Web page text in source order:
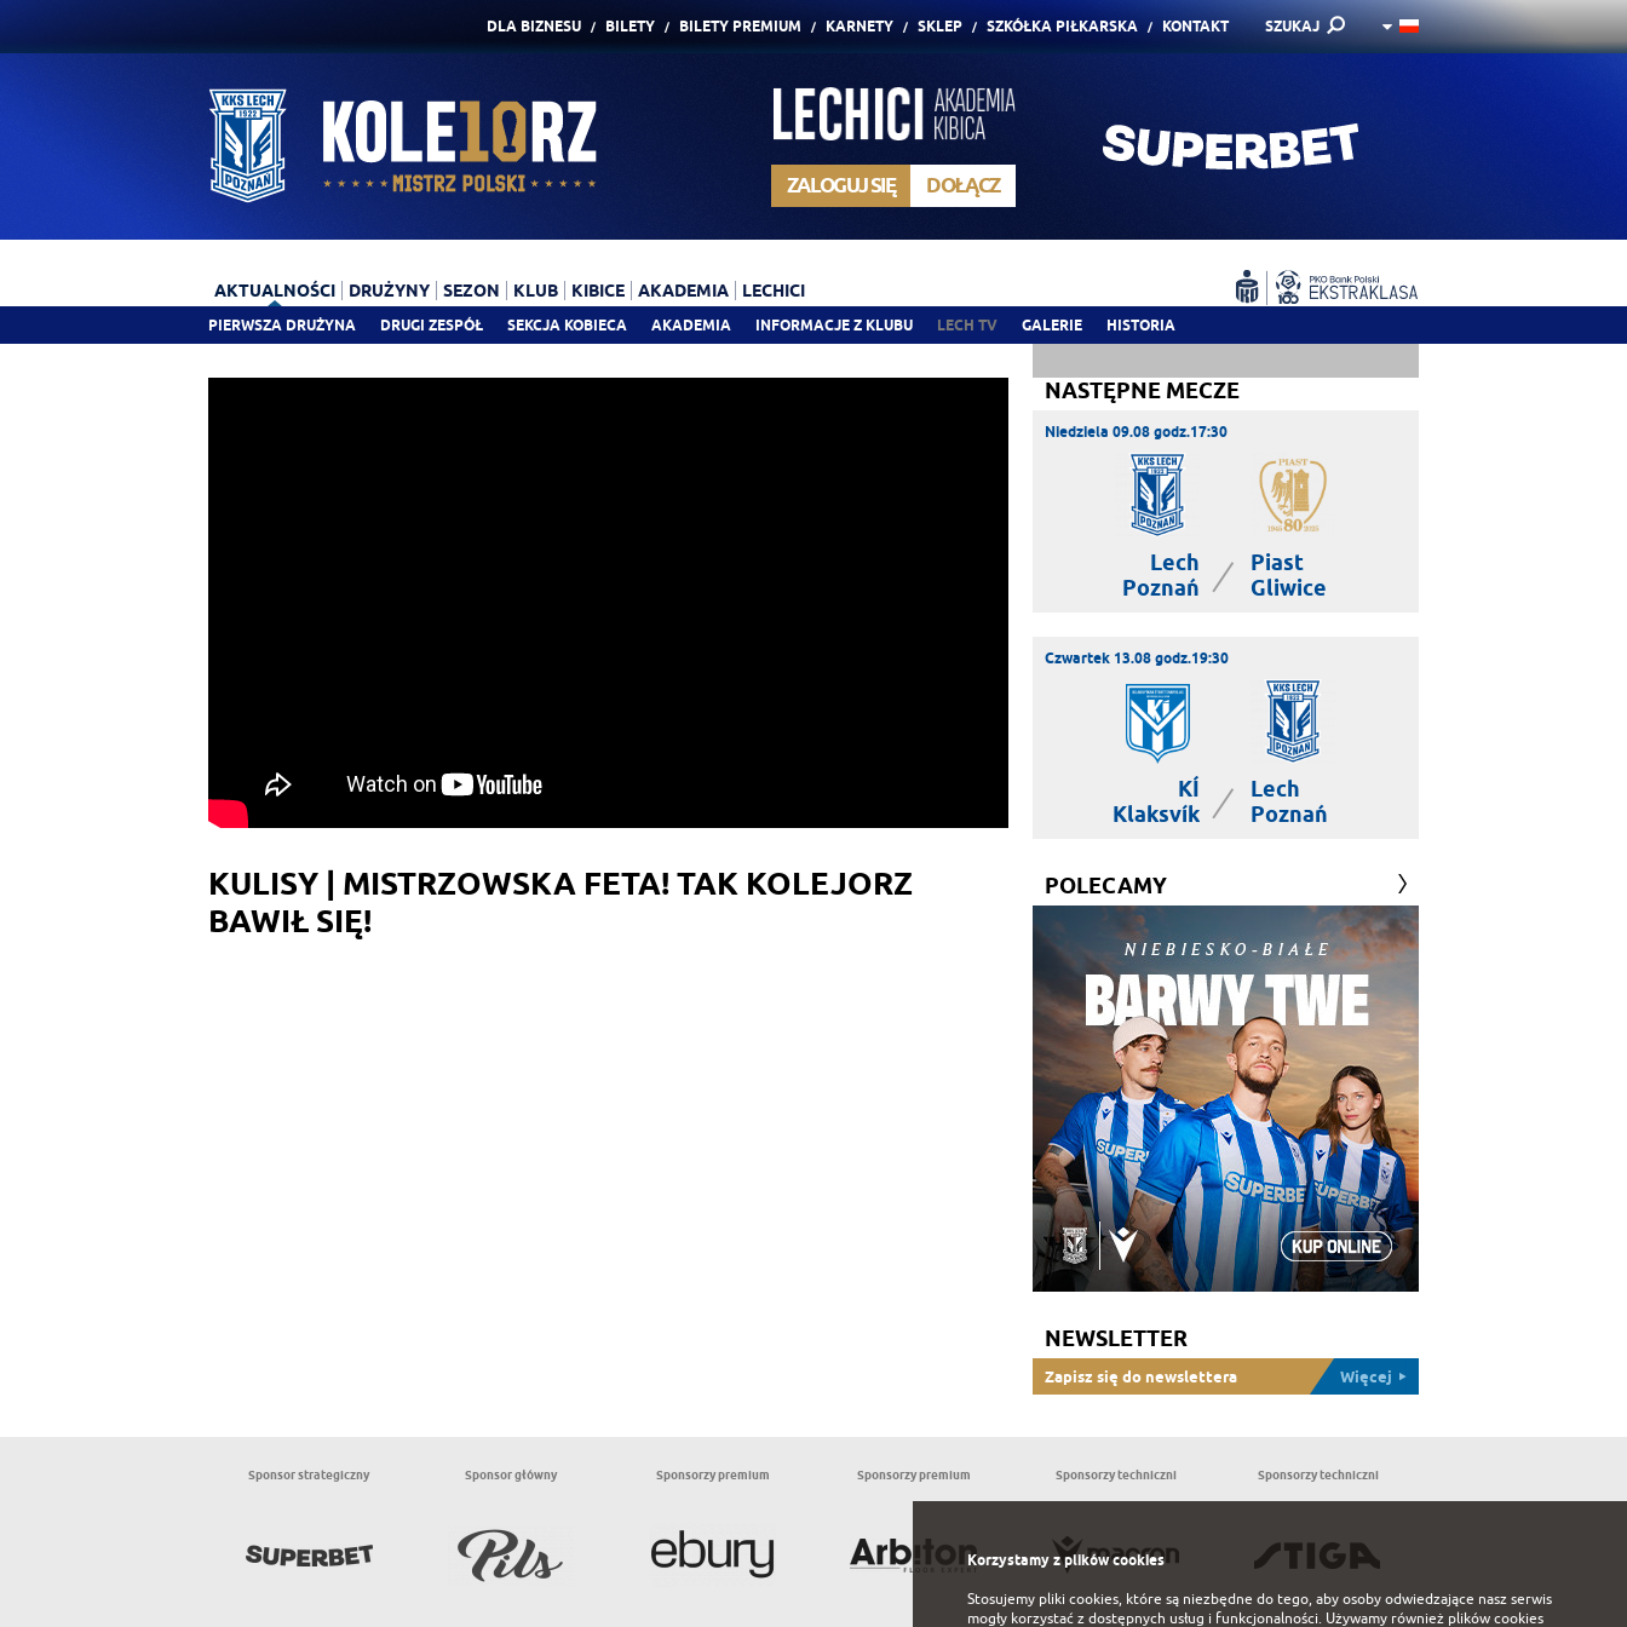
DLA BIZNESU BILETY BILETY PREMIUM KARNETY SKLEP SZKÓŁKA PIŁKARSKA KONTAKT SZUKAJ
ZALOGUJ SIĘ DOŁĄCZ
AKTUALNOŚCI
PIERWSZA DRUŻYNA DRUGI ZESPÓŁ SEKCJA KOBIECA AKADEMIA INFORMACJE Z KLUBU LECH TV GALERIE HISTORIA
DRUŻYNY SEZON KLUB KIBICE AKADEMIA LECHICI
KULISY | MISTRZOWSKA FETA! TAK KOLEJORZ
BAWIŁ SIĘ!
NASTĘPNE MECZE
Niedziela 09.08 godz.17:30
Lech
Poznań
|
Piast
Gliwice
Czwartek 13.08 godz.19:30
KÍ
Klaksvík
|
Lech
Poznań
POLECAMY
NEWSLETTER
Zapisz się do newslettera Więcej
Sponsor strategiczny Sponsor główny Sponsorzy premium Sponsorzy premium Sponsorzy techniczni Sponsorzy techniczni
Korzystamy z plików cookies
Stosujemy pliki cookies, które są niezbędne do tego, aby osoby odwiedzające nasz serwis
mogły korzystać z dostępnych usług i funkcjonalności. Używamy również plików cookies